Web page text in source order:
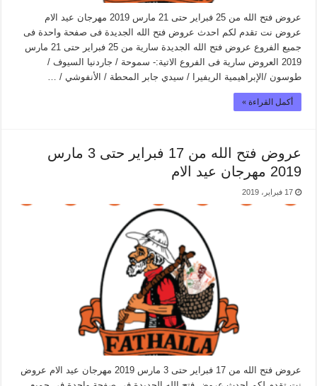
عروض فتح الله من 25 فبراير حتى 21 مارس 2019 مهرجان عيد الام
عروض نت تقدم لكم احدث عروض فتح الله الجديدة فى صفحة واحدة فى
جميع الفروع عروض فتح الله الجديدة سارية من 25 فبراير حتى 21 مارس
2019 العروض سارية فى الفروع الاتية:- سموحة / جاردنيا السيوف /
طوسون /الإبراهيمية الريفيرا / سيدي جابر المحطة / الأنفوشي / …
أكمل القراءة »
عروض فتح الله من 17 فبراير حتى 3 مارس
2019 مهرجان عيد الام
17 فبراير، 2019
عروض فتح الله من 17 فبراير حتى 3 مارس 2019 مهرجان عيد الام عروض